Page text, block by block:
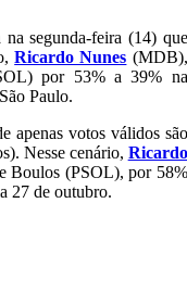
na segunda-feira (14) que
Ricardo Nunes (MDB),
por 53% a 39% na
Paulo.
apenas votos válidos são
Nesse cenário, Ricardo
Boulos (PSOL), por 58%
27 de outubro.